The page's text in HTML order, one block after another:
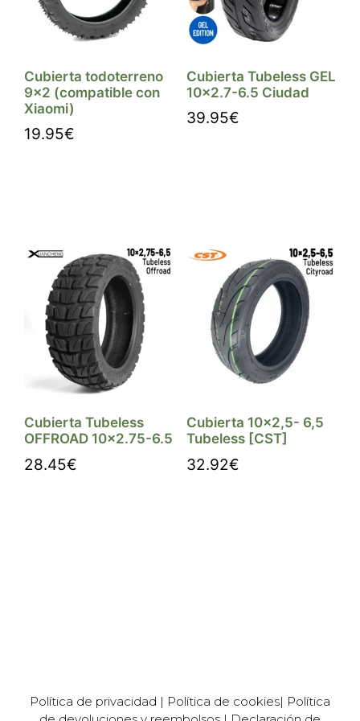
Cubierta todoterreno
9×2 (compatible con
Xiaomi)
19.95€
Cubierta Tubeless GEL
10×2.7-6.5 Ciudad
39.95€
Cubierta Tubeless
OFFROAD 10×2.75-6.5
28.45€
Cubierta 10×2,5- 6,5
Tubeless [CST]
32.92€
Política de privacidad | Política de cookies| Política